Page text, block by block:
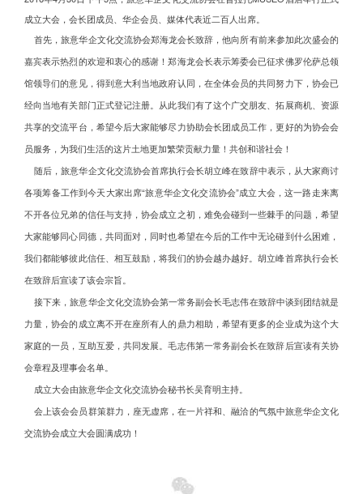
成立大会，会长团成员、华企会员、媒体代表近二百人出席。
首先，旅意华企文化交流协会郑海龙会长致辞，他向所有前来参加此次盛会的
嘉宾表示热烈的欢迎和衷心的感谢！郑海龙会长表示筹委会已征求佛罗伦萨总领
馆领导们的意见，得到意大利当地政府认同，在全体会员的共同努力下， 协会已
经向当地有关部门正式登记注册。从此我们有了这个广交朋友、拓展商机、资源
共享的交流平台，希望今后大家能够尽力协助会长团成员工作，更好的为协会会
员服务，为我们生活的这片土地更加繁荣贡献力量！共创和谐社会！
随后，旅意华企文化交流协会首席执行会长胡立峰在致辞中表示，从大家商讨
各项筹备工作到今天大家出席“旅意华企文化交流协会”成立大会，这一路走来离
不开各位兄弟的信任与支持，协会成立之初，难免会碰到一些棘手的问题，希望
大家能够同心同德，共同面对，同时也希望在今后的工作中无论碰到什么困难，
我们都能够彼此信任、相互鼓励，将我们的协会越办越好。胡立峰首席执行会长
在致辞后宣读了该会宗旨。
接下来，旅意华企文化交流协会第一常务副会长毛志伟在致辞中谈到团结就是
力量，协会的成立离不开在座所有人的鼎力相助，希望有更多的企业成为这个大
家庭的一员，互助互爱，共同发展。毛志伟第一常务副会长在致辞后宣读有关协
会章程及理事会名单。
成立大会由旅意华企文化交流协会秘书长吴育明主持。
会上该会会员群策群力，座无虚席，在一片祥和、融洽的气氛中旅意华企文化
交流协会成立大会圆满成功！